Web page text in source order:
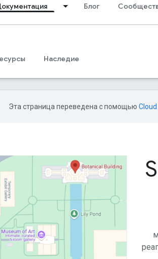
Блог
Наследие
Эта страница переведена с помощью